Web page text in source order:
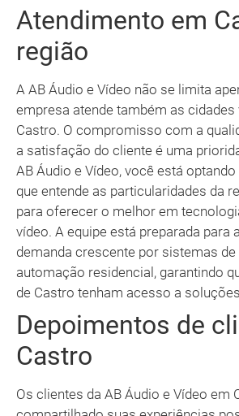
Atendimento em
região
A AB Áudio e Vídeo não se limita
empresa atende também as cidades
Castro. O compromisso com a
a satisfação do cliente é uma
AB Áudio e Vídeo, você está
que entende as particularidades da
para oferecer o melhor em
vídeo. A equipe está preparada para
demanda crescente por sistemas
automação residencial, garantindo
de Castro tenham acesso a
Depoimentos de
Castro
Os clientes da AB Áudio e Vídeo em